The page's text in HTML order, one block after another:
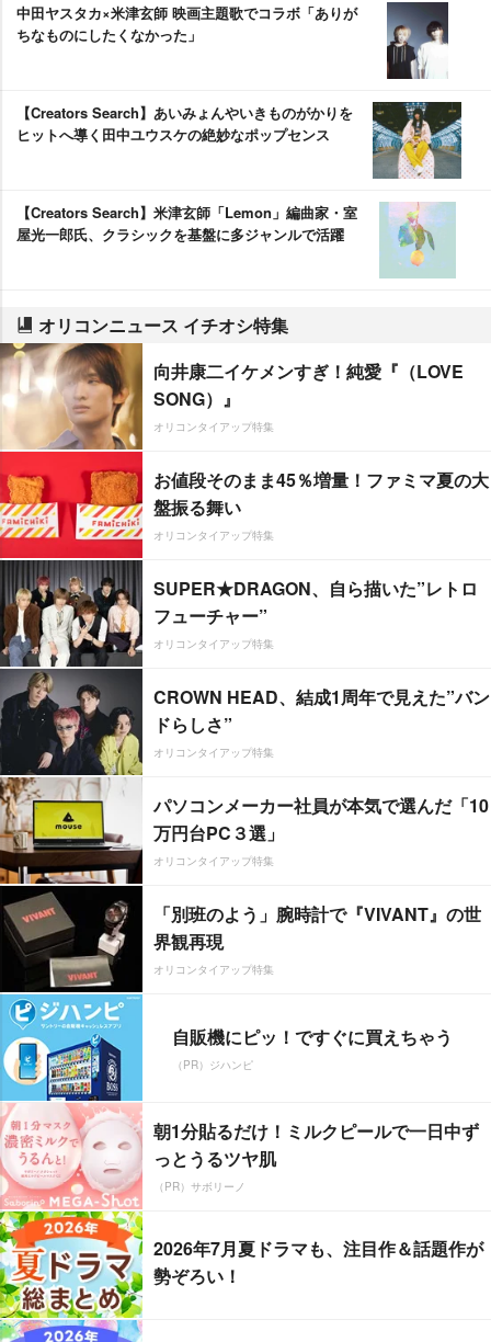
中田ヤスタカ×米津玄師 映画主題歌でコラボ「ありが
ちなものにしたくなかった」
【Creators Search】あいみょんやいきものがかりを
ヒットへ導く田中ユウスケの絶妙なポップセンス
【Creators Search】米津玄師「Lemon」編曲家・室
屋光一郎氏、クラシックを基盤に多ジャンルで活躍
オリコンニュース イチオシ特集
向井康二イケメンすぎ！純愛『（LOVE
SONG）』
オリコンタイアップ特集
お値段そのまま45％増量！ファミマ夏の大
盤振る舞い
オリコンタイアップ特集
SUPER★DRAGON、自ら描いた”レトロ
フューチャー”
オリコンタイアップ特集
CROWN HEAD、結成1周年で見えた”バン
ドらしさ”
オリコンタイアップ特集
パソコンメーカー社員が本気で選んだ「10
万円台PC３選」
オリコンタイアップ特集
「別班のよう」腕時計で『VIVANT』の世
界観再現
オリコンタイアップ特集
自販機にピッ！ですぐに買えちゃう
（PR）ジハンピ
朝1分貼るだけ！ミルクピールで一日中ず
っとうるツヤ肌
（PR）サボリーノ
2026年7月夏ドラマも、注目作＆話題作が
勢ぞろい！